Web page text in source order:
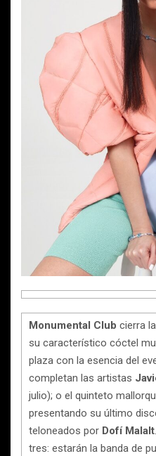
Monumental Club cierra
su característico cóctel
plaza con la esencia del
completan las artistas
julio); o el quinteto
presentando su último
teloneados por Dofí Malalt
tres: estarán la banda de